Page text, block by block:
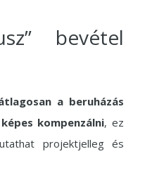
bevétel
a beruházás
kompenzálni, ez
projektjelleg és